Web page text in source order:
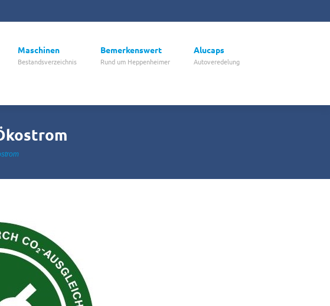
Maschinen
Bestandsverzeichnis
Bemerkenswert
Rund um Heppenheimer
Alucaps
Autoveredelung